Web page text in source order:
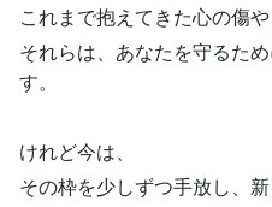
これまで抱えてきた心の傷
それらは、あなたを守るた
す。
けれど今は、
その枠を少しずつ手放し、